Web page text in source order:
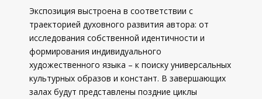
Экспозиция выстроена в соответствии с
траекторией духовного развития автора: от
исследования собственной идентичности и
формирования индивидуального
художественного языка – к поиску универсальных
культурных образов и констант. В завершающих
залах будут представлены поздние циклы